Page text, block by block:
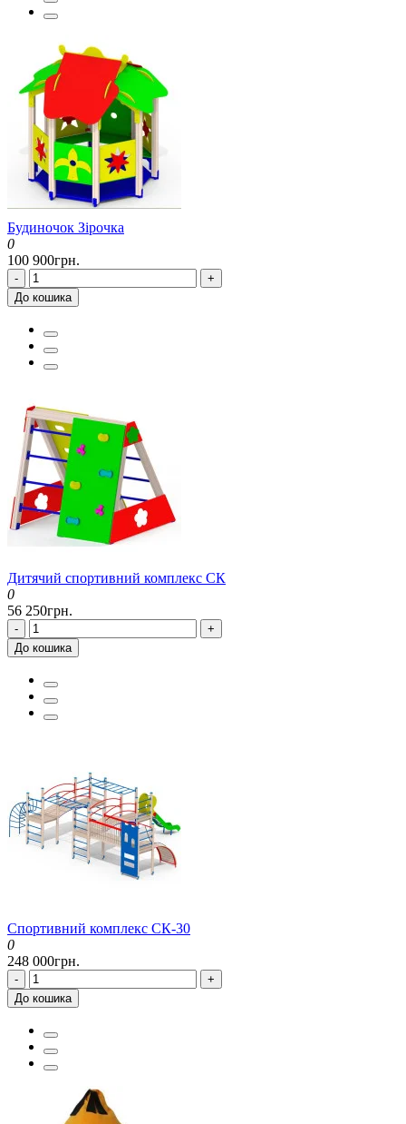
Будиночок Зірочка
0
100 900грн.
-
+
До кошика
Дитячий спортивний комплекс СК
0
56 250грн.
-
+
До кошика
Спортивний комплекс CК-30
0
248 000грн.
-
+
До кошика